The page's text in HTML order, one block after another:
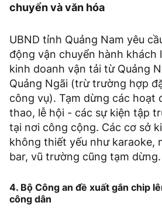
chuyển và văn hóa
UBND tỉnh Quảng Nam yêu
động vận chuyển hành khách
kinh doanh vận tải từ Quảng
Quảng Ngãi (trừ trường hợp
công vụ). Tạm dừng các hoạt
thao, lễ hội - các sự kiện tập
tại nơi công cộng. Các cơ sở
không thiết yếu như karaoke,
bar, vũ trường cũng tạm dừng.
4. Bộ Công an đề xuất gắn chip
công dân